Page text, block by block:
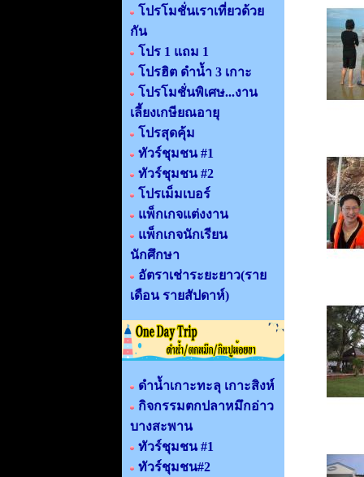
โปรโมชั่นเราเที่ยวด้วย
กัน
โปร 1 แถม 1
โปรฮิต ดำน้ำ 3 เกาะ
โปรโมชั่นพิเศษ...งาน
เลี้ยงเกษียณอายุ
โปรสุดคุ้ม
ทัวร์ชุมชน #1
ทัวร์ชุมชน #2
โปรเม็มเบอร์
แพ็กเกจแต่งงาน
แพ็กเกจนักเรียน
นักศึกษา
อัตราเช่าระยะยาว(ราย
เดือน รายสัปดาห์)
ดำน้ำเกาะทะลุ เกาะสิงห์
กิจกรรมตกปลาหมึกอ่าว
บางสะพาน
ทัวร์ชุมชน #1
ทัวร์ชุมชน#2